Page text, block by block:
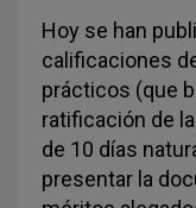
Hoy se han
calificaciones
prácticos (que
ratificación de
de 10 días
presentar la